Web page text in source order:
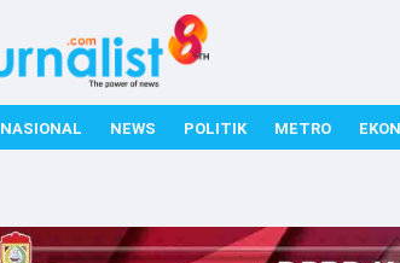
NASIONAL NEWS POLITIK METRO